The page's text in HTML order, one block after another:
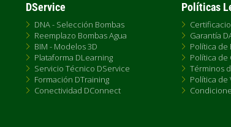
DService
DNA - Selección Bombas
Reemplazo Bombas Agua
BIM - Modelos 3D
Plataforma DLearning
Servicio Técnico DService
Formación DTraining
Conectividad DConnect
Políticas
Garantía
Política de
Política de
Términos
Política de